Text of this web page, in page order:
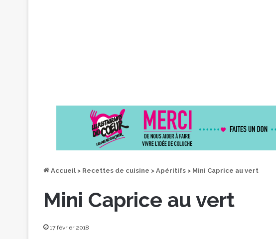
Accueil > Recettes de cuisine > Apéritifs > Mini Caprice au vert
Mini Caprice au vert
17 février 2018